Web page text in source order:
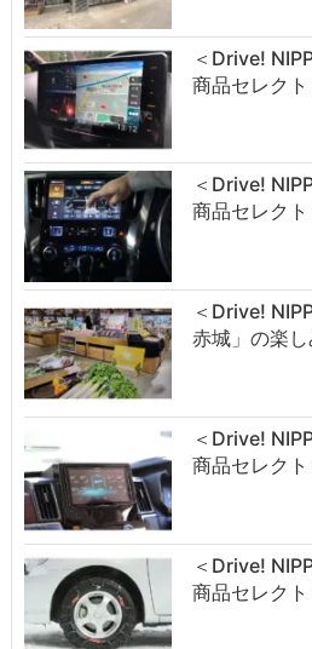
＜Drive!
商品セレク
＜Drive!
商品セレク
＜Drive!
赤城」の楽
＜Drive!
商品セレク
＜Drive!
商品セレク